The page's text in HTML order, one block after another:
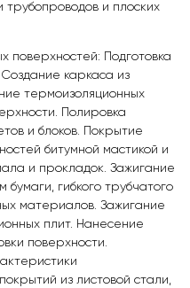
трубопроводов и плоских
поверхностей: Подготовка
каркаса из
термоизоляционных
Полировка
и блоков. Покрытие
битумной мастикой и
и прокладок. Зажигание
бумаги, гибкого трубчатого
материалов. Зажигание
плит. Нанесение
поверхности.
из листовой стали,